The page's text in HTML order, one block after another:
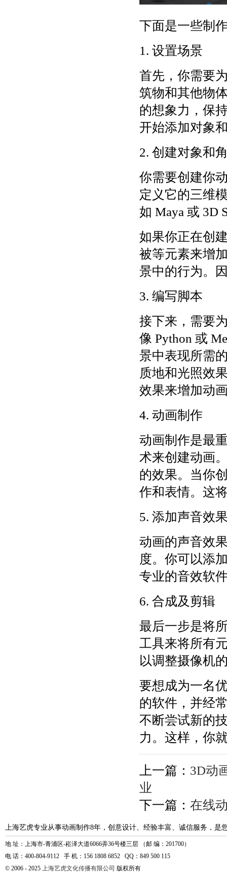
下面是一些制
1. 设置场景
首先，你需要
筑物和其他物
的想象力，保
开始添加对象
2. 创建对象和
你需要创建你
定义它的三维
如 Maya 或 3D
如果你正在创
被等元素来增
景中的行为。
3. 编写脚本
接下来，需要
像 Python 或
景中表现所需
质地和光照效
效果来增加动
4. 动画制作
动画制作是最
术来创建动画
的效果。当你
作和表情。这
5. 添加声音效
动画的声音效
度。你可以添
专业的音效软
6. 合成及剪辑
最后一步是将
工具来将所有
以调整摄像机
要想成为一名
的软件，并经
不断尝试新的
力。这样，你
上一篇： 3D动
业
下一篇： 在线
上海艺虎专业从事动画制作8年，创意设计、经验丰富、诚信服务，是
地 址：上海市-青浦区-崧泽大道6066弄36号楼三层 （邮 编：201700）
电 话：400-804-9112 手 机：156 1808 6852 QQ：849 500 115
© 2006 - 2025 上海艺虎文化传播有限公司 版权所有